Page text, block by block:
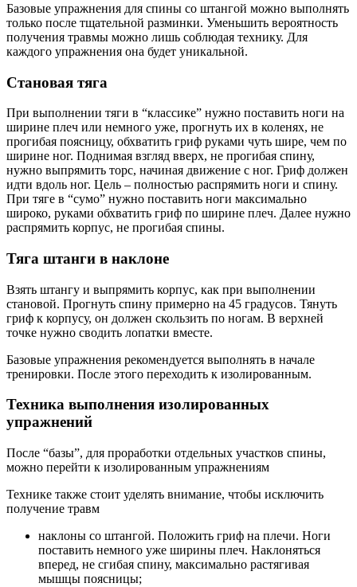
Базовые упражнения для спины со штангой можно выполнять
только после тщательной разминки. Уменьшить вероятность
получения травмы можно лишь соблюдая технику. Для
каждого упражнения она будет уникальной.
Становая тяга
При выполнении тяги в “классике” нужно поставить ноги на
ширине плеч или немного уже, прогнуть их в коленях, не
прогибая поясницу, обхватить гриф руками чуть шире, чем по
ширине ног. Поднимая взгляд вверх, не прогибая спину,
нужно выпрямить торс, начиная движение с ног. Гриф должен
идти вдоль ног. Цель – полностью распрямить ноги и спину.
При тяге в “сумо” нужно поставить ноги максимально
широко, руками обхватить гриф по ширине плеч. Далее нужно
распрямить корпус, не прогибая спины.
Тяга штанги в наклоне
Взять штангу и выпрямить корпус, как при выполнении
становой. Прогнуть спину примерно на 45 градусов. Тянуть
гриф к корпусу, он должен скользить по ногам. В верхней
точке нужно сводить лопатки вместе.
Базовые упражнения рекомендуется выполнять в начале
тренировки. После этого переходить к изолированным.
Техника выполнения изолированных
упражнений
После “базы”, для проработки отдельных участков спины,
можно перейти к изолированным упражнениям
Технике также стоит уделять внимание, чтобы исключить
получение травм
наклоны со штангой. Положить гриф на плечи. Ноги
поставить немного уже ширины плеч. Наклоняться
вперед, не сгибая спину, максимально растягивая
мышцы поясницы;